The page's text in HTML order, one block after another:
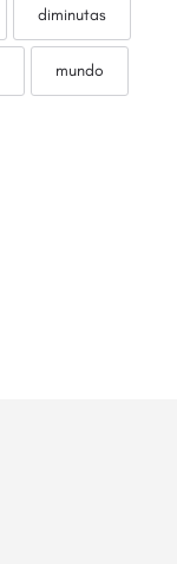
diminutas
mundo